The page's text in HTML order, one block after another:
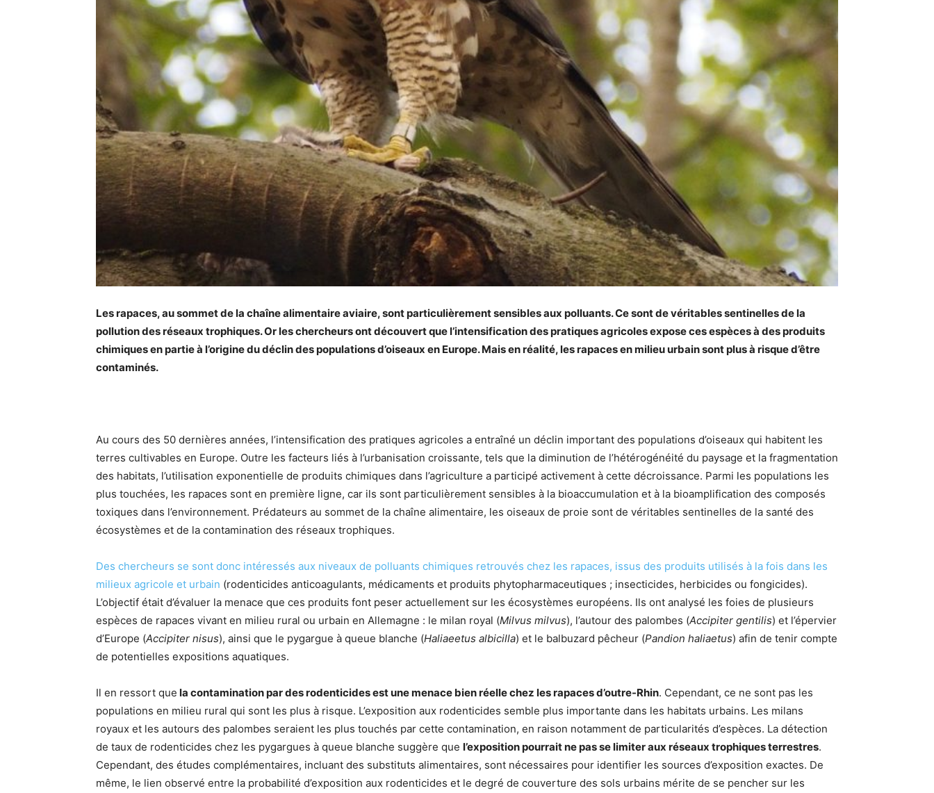
Les rapaces, au sommet de la chaîne alimentaire aviaire, sont particulièrement sensibles aux polluants. Ce sont de véritables sentinelles de la
pollution des réseaux trophiques. Or les chercheurs ont découvert que l’intensification des pratiques agricoles expose ces espèces à des produits
chimiques en partie à l’origine du déclin des populations d’oiseaux en Europe. Mais en réalité, les rapaces en milieu urbain sont plus à risque d’être
contaminés.
Au cours des 50 dernières années, l’intensification des pratiques agricoles a entraîné un déclin important des populations d’oiseaux qui habitent les
terres cultivables en Europe. Outre les facteurs liés à l’urbanisation croissante, tels que la diminution de l’hétérogénéité du paysage et la fragmentation
des habitats, l’utilisation exponentielle de produits chimiques dans l’agriculture a participé activement à cette décroissance. Parmi les populations les
plus touchées, les rapaces sont en première ligne, car ils sont particulièrement sensibles à la bioaccumulation et à la bioamplification des composés
toxiques dans l’environnement. Prédateurs au sommet de la chaîne alimentaire, les oiseaux de proie sont de véritables sentinelles de la santé des
écosystèmes et de la contamination des réseaux trophiques.
Des chercheurs se sont donc intéressés aux niveaux de polluants chimiques retrouvés chez les rapaces, issus des produits utilisés à la fois dans les
milieux agricole et urbain (rodenticides anticoagulants, médicaments et produits phytopharmaceutiques ; insecticides, herbicides ou fongicides).
L’objectif était d’évaluer la menace que ces produits font peser actuellement sur les écosystèmes européens. Ils ont analysé les foies de plusieurs
espèces de rapaces vivant en milieu rural ou urbain en Allemagne : le milan royal (Milvus milvus), l’autour des palombes (Accipiter gentilis) et l’épervier
d’Europe (Accipiter nisus), ainsi que le pygargue à queue blanche (Haliaeetus albicilla) et le balbuzard pêcheur (Pandion haliaetus) afin de tenir compte
de potentielles expositions aquatiques.
Il en ressort que la contamination par des rodenticides est une menace bien réelle chez les rapaces d’outre-Rhin. Cependant, ce ne sont pas les
populations en milieu rural qui sont les plus à risque. L’exposition aux rodenticides semble plus importante dans les habitats urbains. Les milans
royaux et les autours des palombes seraient les plus touchés par cette contamination, en raison notamment de particularités d’espèces. La détection
de taux de rodenticides chez les pygargues à queue blanche suggère que l’exposition pourrait ne pas se limiter aux réseaux trophiques terrestres.
Cependant, des études complémentaires, incluant des substituts alimentaires, sont nécessaires pour identifier les sources d’exposition exactes. De
même, le lien observé entre la probabilité d’exposition aux rodenticides et le degré de couverture des sols urbains mérite de se pencher sur les